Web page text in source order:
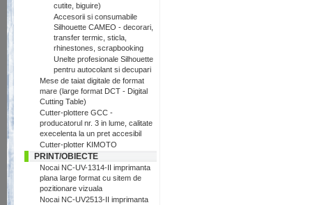
cutite, biguire)
Accesorii si consumabile
Silhouette CAMEO - decorari,
transfer termic, sticla,
rhinestones, scrapbooking
Unelte profesionale Silhouette
pentru autocolant si decupari
Mese de taiat digitale de format
mare (large format DCT - Digital
Cutting Table)
Cutter-plottere GCC -
producatorul nr. 3 in lume, calitate
execelenta la un pret accesibil
Cutter-plotter KIMOTO
PRINT/OBIECTE
Nocai NC-UV-1314-II imprimanta
plana large format cu sitem de
pozitionare vizuala
Nocai NC-UV2513-II imprimanta